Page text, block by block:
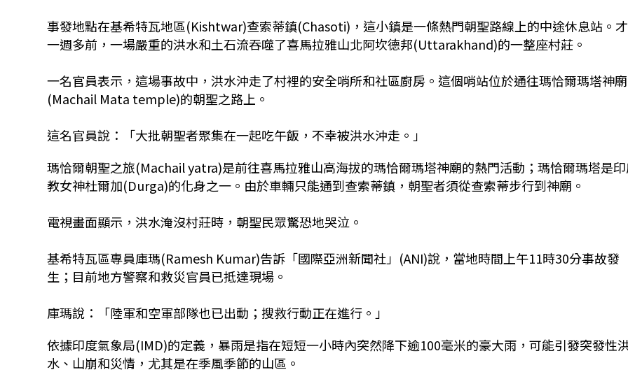
事發地點在基希特瓦地區(Kishtwar)查索蒂鎮(Chasoti)，這小鎮是一條熱門朝聖路線上的中途休息站。才
一週多前，一場嚴重的洪水和土石流吞噬了喜馬拉雅山北阿坎德邦(Uttarakhand)的一整座村莊。
一名官員表示，這場事故中，洪水沖走了村裡的安全哨所和社區廚房。這個哨站位於通往瑪恰爾瑪塔神廟
(Machail Mata temple)的朝聖之路上。
這名官員說：「大批朝聖者聚集在一起吃午飯，不幸被洪水沖走。」
瑪恰爾朝聖之旅(Machail yatra)是前往喜馬拉雅山高海拔的瑪恰爾瑪塔神廟的熱門活動；瑪恰爾瑪塔是
教女神杜爾加(Durga)的化身之一。由於車輛只能通到查索蒂鎮，朝聖者須從查索蒂步行到神廟。
電視畫面顯示，洪水淹沒村莊時，朝聖民眾驚恐地哭泣。
基希特瓦區專員庫瑪(Ramesh Kumar)告訴「國際亞洲新聞社」(ANI)說，當地時間上午11時30分事故發
生；目前地方警察和救災官員已抵達現場。
庫瑪說：「陸軍和空軍部隊也已出動；搜救行動正在進行。」
依據印度氣象局(IMD)的定義，暴雨是指在短短一小時內突然降下逾100毫米的豪大雨，可能引發突發性
水、山崩和災情，尤其是在季風季節的山區。